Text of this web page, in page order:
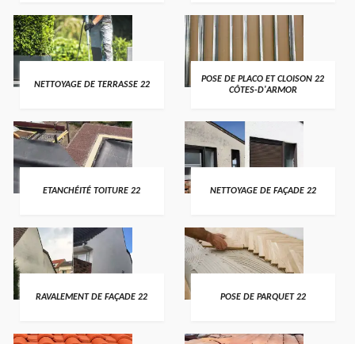
NETTOYAGE DE TERRASSE 22
POSE DE PLACO ET CLOISON 22
CÔTES-D'ARMOR
ETANCHÉITÉ TOITURE 22 NETTOYAGE DE FAÇADE 22
RAVALEMENT DE FAÇADE 22 POSE DE PARQUET 22